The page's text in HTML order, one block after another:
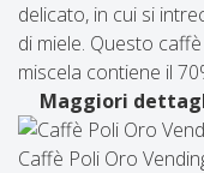
delicato, in cui si
di miele. Questo
miscela contiene il
Maggiori
Caffè Poli Oro